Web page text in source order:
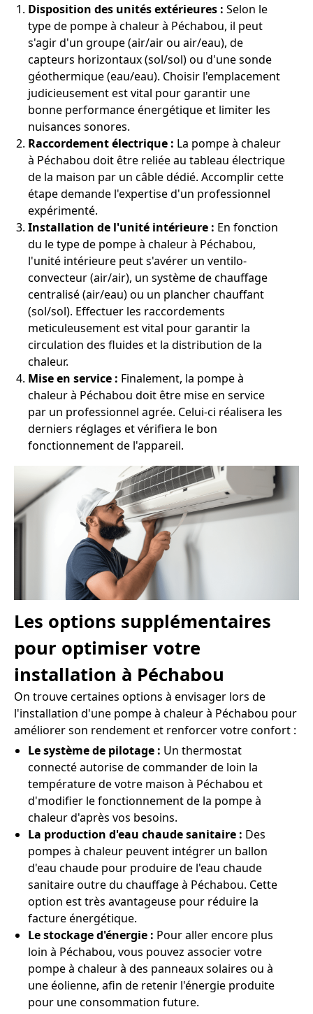
Disposition des unités extérieures : Selon le
type de pompe à chaleur à Péchabou, il peut
s'agir d'un groupe (air/air ou air/eau), de
capteurs horizontaux (sol/sol) ou d'une sonde
géothermique (eau/eau). Choisir l'emplacement
judicieusement est vital pour garantir une
bonne performance énergétique et limiter les
nuisances sonores.
Raccordement électrique : La pompe à chaleur
à Péchabou doit être reliée au tableau électrique
de la maison par un câble dédié. Accomplir cette
étape demande l'expertise d'un professionnel
expérimenté.
Installation de l'unité intérieure : En fonction
du le type de pompe à chaleur à Péchabou,
l'unité intérieure peut s'avérer un ventilo-
convecteur (air/air), un système de chauffage
centralisé (air/eau) ou un plancher chauffant
(sol/sol). Effectuer les raccordements
meticuleusement est vital pour garantir la
circulation des fluides et la distribution de la
chaleur.
Mise en service : Finalement, la pompe à
chaleur à Péchabou doit être mise en service
par un professionnel agrée. Celui-ci réalisera les
derniers réglages et vérifiera le bon
fonctionnement de l'appareil.
Les options supplémentaires
pour optimiser votre
installation à Péchabou
On trouve certaines options à envisager lors de
l'installation d'une pompe à chaleur à Péchabou pour
améliorer son rendement et renforcer votre confort :
Le système de pilotage : Un thermostat
connecté autorise de commander de loin la
température de votre maison à Péchabou et
d'modifier le fonctionnement de la pompe à
chaleur d'après vos besoins.
La production d'eau chaude sanitaire : Des
pompes à chaleur peuvent intégrer un ballon
d'eau chaude pour produire de l'eau chaude
sanitaire outre du chauffage à Péchabou. Cette
option est très avantageuse pour réduire la
facture énergétique.
Le stockage d'énergie : Pour aller encore plus
loin à Péchabou, vous pouvez associer votre
pompe à chaleur à des panneaux solaires ou à
une éolienne, afin de retenir l'énergie produite
pour une consommation future.